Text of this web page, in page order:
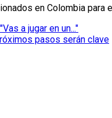
en Colombia para
a jugar en un..."
pasos serán clave